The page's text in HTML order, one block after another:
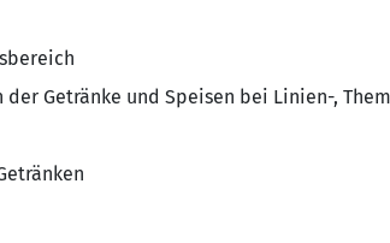
der Getränke und Speisen bei Linien-,